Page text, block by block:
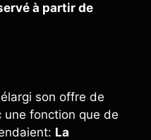
à partir de
son offre de
une fonction que de
La